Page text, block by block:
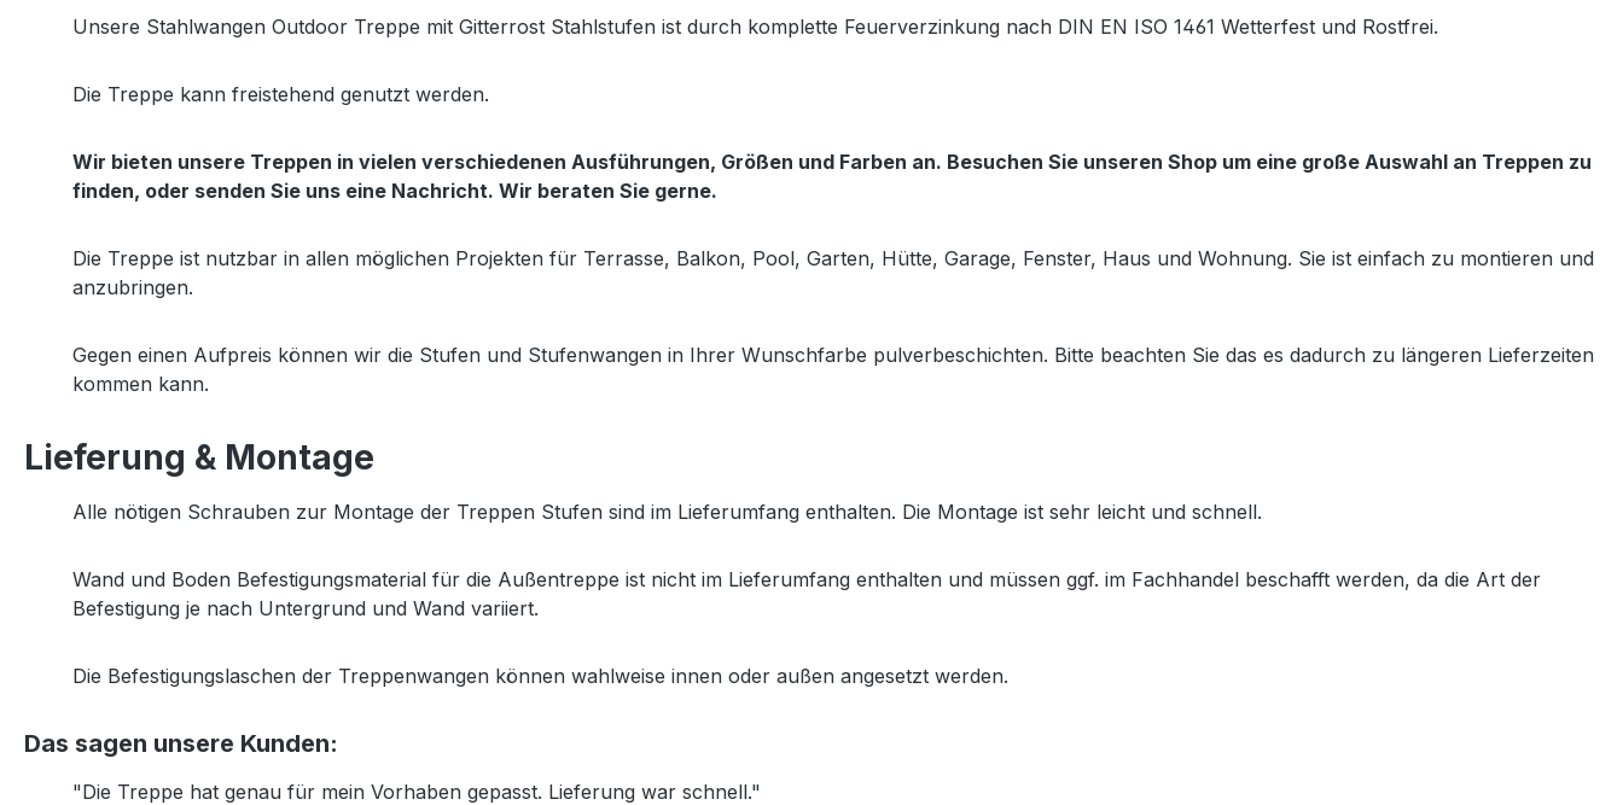
Unsere Stahlwangen Outdoor Treppe mit Gitterrost Stahlstufen ist durch komplette Feuerverzinkung nach DIN EN ISO 1461 Wetterfest und Rostfrei.
Die Treppe kann freistehend genutzt werden.
Wir bieten unsere Treppen in vielen verschiedenen Ausführungen, Größen und Farben an. Besuchen Sie unseren Shop um eine große Auswahl an Treppen zu
finden, oder senden Sie uns eine Nachricht. Wir beraten Sie gerne.
Die Treppe ist nutzbar in allen möglichen Projekten für Terrasse, Balkon, Pool, Garten, Hütte, Garage, Fenster, Haus und Wohnung. Sie ist einfach zu montieren und
anzubringen.
Gegen einen Aufpreis können wir die Stufen und Stufenwangen in Ihrer Wunschfarbe pulverbeschichten. Bitte beachten Sie das es dadurch zu längeren Lieferzeiten
kommen kann.
Lieferung & Montage
Alle nötigen Schrauben zur Montage der Treppen Stufen sind im Lieferumfang enthalten. Die Montage ist sehr leicht und schnell.
Wand und Boden Befestigungsmaterial für die Außentreppe ist nicht im Lieferumfang enthalten und müssen ggf. im Fachhandel beschafft werden, da die Art der
Befestigung je nach Untergrund und Wand variiert.
Die Befestigungslaschen der Treppenwangen können wahlweise innen oder außen angesetzt werden.
Das sagen unsere Kunden:
"Die Treppe hat genau für mein Vorhaben gepasst. Lieferung war schnell."